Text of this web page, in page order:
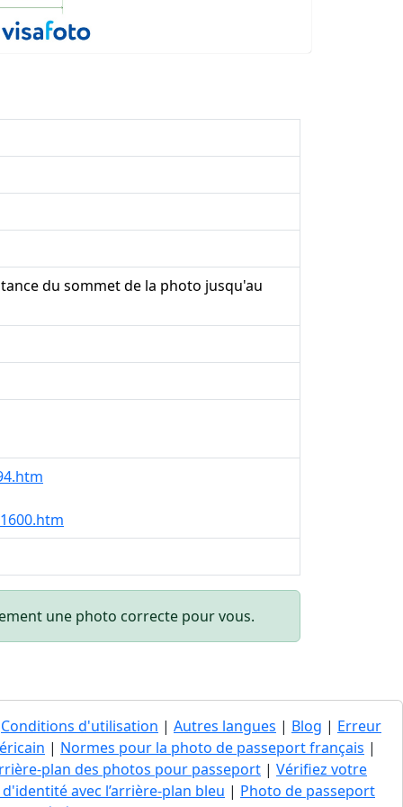
du sommet de la photo jusqu'au
une photo correcte pour vous.
Conditions d'utilisation | Autres langues | Blog | Erreur
| Normes pour la photo de passeport français |
plan des photos pour passeport | Vérifiez votre
avec l’arrière-plan bleu | Photo de passeport